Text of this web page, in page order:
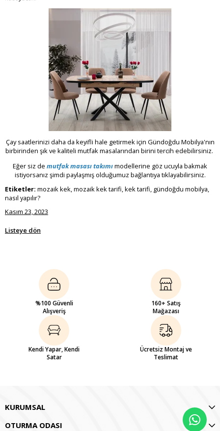
Çay saatlerinizi daha da keyifli hale getirmek için Gündoğdu Mobilya'nın
birbirinden şık ve kaliteli mutfak masalarından birini tercih edebilirsiniz.
Eğer siz de mutfak masası takımımodellerine göz ucuyla bakmak
istiyorsanız şimdi paylaşmış olduğumuz bağlantıya tıklayabilirsiniz.
Etiketler: mozaik kek, mozaik kek tarifi, kek tarifi, gündoğdu mobilya,
nasıl yapılır?
Kasım 23, 2023
Listeye dön
%100 Güvenli
Alışveriş
160+ Satış
Mağazası
Kendi Yapar, Kendi
Satar
Ücretsiz Montaj ve
Teslimat
KURUMSAL
OTURMA ODASI